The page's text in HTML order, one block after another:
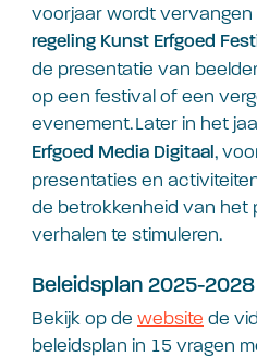
voorjaar wordt
regeling Kunst Erfgoed
de presentatie van
op een festival of een
evenement. Later in het
Erfgoed Media Digitaal ,
presentaties en
de betrokkenheid van het
verhalen te stimuleren.
Beleidsplan 2025-2028
Bekijk op de website de
beleidsplan in 15 vragen